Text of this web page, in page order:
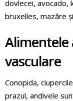
dovlecei, avocado,
bruxelles, mazăre
Alimentele
vasculare
Conopida,
prazul, andivele